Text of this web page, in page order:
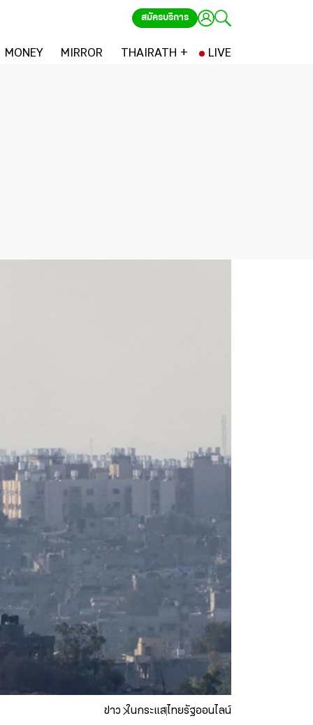
สมัครบริการ
MONEY MIRROR THAIRATH + LIVE
ข่าว ในกระแสไทยรัฐออนไลน์